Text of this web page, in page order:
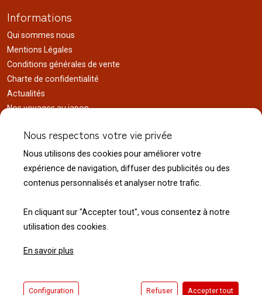
Informations
Qui sommes nous
Mentions Légales
Conditions générales de vente
Charte de confidentialité
Actualités
Nos voyages au japon
Liens utiles
Service client
Nous contacter
Modalité de retour
Nous respectons votre vie privée
Nous utilisons des cookies pour améliorer votre
expérience de navigation, diffuser des publicités ou des
contenus personnalisés et analyser notre trafic.
En cliquant sur "Accepter tout", vous consentez à notre
utilisation des cookies.
En savoir plus
Configuration Refuser Accepter tout